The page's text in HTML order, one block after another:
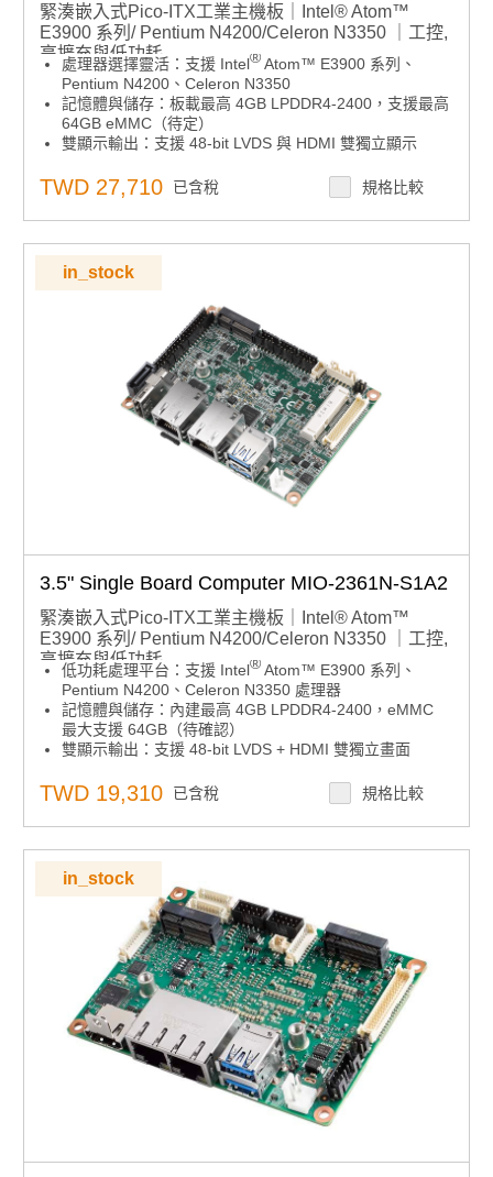
緊湊嵌入式Pico-ITX工業主機板｜Intel® Atom™
E3900 系列/ Pentium N4200/Celeron N3350 ｜工控,
高擴充與低功耗
處理器選擇靈活：支援 Intel®Atom™ E3900 系列、
Pentium N4200、Celeron N3350
記憶體與儲存：板載最高 4GB LPDDR4-2400，支援最高
64GB eMMC（待定）
雙顯示輸出：支援 48-bit LVDS 與 HDMI 雙獨立顯示
mPCIe 模組
完整 I/O 配置：雙千兆 LAN、USB 3.0、2 x RS-
232/422/485、12/24V DC 輸入
智慧軟體支援：整合 iManager、SUSI API、WISE-
DeviceOn 與 Edge AI 套件
TWD 27,710 已含稅 規格比較
in_stock
3.5" Single Board Computer MIO-2361N-S1A2
緊湊嵌入式Pico-ITX工業主機板｜Intel® Atom™
E3900 系列/ Pentium N4200/Celeron N3350 ｜工控,
高擴充與低功耗
低功耗處理平台：支援 Intel®Atom™ E3900 系列、
Pentium N4200、Celeron N3350 處理器
記憶體與儲存：內建最高 4GB LPDDR4-2400，eMMC
最大支援 64GB（待確認）
雙顯示輸出：支援 48-bit LVDS + HDMI 雙獨立畫面
mPCIe 模組
豐富 I/O 接口：內建雙 GbE、USB 3.0、2 x RS-
232/422/485，支援 12/24V DC 輸入
軟體平台整合：支援 iManager、SUSI APIs、WISE-
DeviceOn 與 Edge AI Suite
TWD 19,310 已含稅 規格比較
in_stock